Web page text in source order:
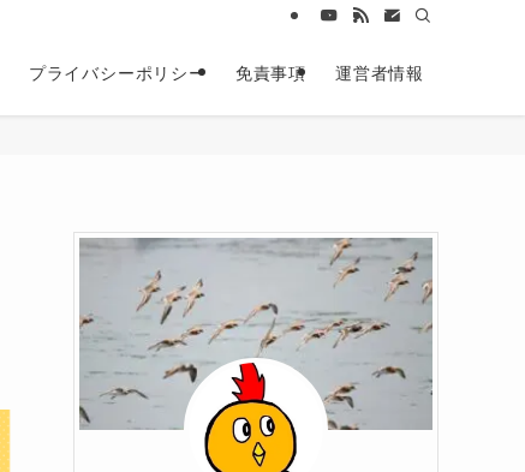
プライバシーポリシー 免責事項 運営者情報